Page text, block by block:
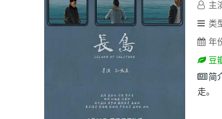
主
类
年
豆
简
走。